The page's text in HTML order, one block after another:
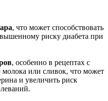
, что может способствовать
риску диабета при
, особенно в рецептах с
молока или сливок, что может
и увеличить риск